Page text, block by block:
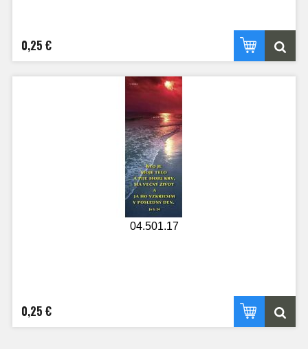
0,25 €
04.501.17
0,25 €